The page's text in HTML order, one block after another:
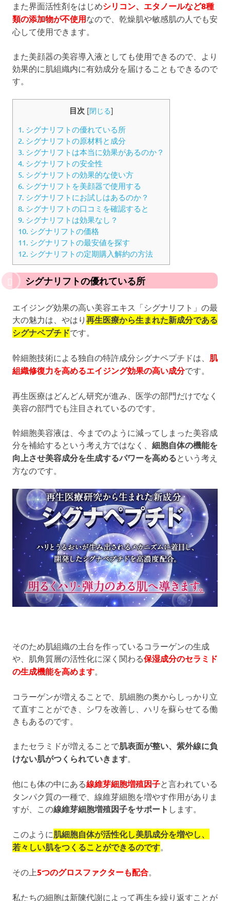
また界面活性剤をはじめシリコン、エタノールなど8種
類の添加物が不使用なので、乾燥肌や敏感肌の人でも安
心して使用できます。
また美顔器の美容導入液としても使用できるので、より
効果的に肌組織内に有効成分を届けることもできるので
す。
目次 [閉じる]
1. シグナリフトの優れている所
2. シグナリフトの原材料と成分
3. シグナリフトは本当に効果があるのか？
4. シグナリフトの安全性
5. シグナリフトの効果的な使い方
6. シグナリフトを美顔器で使用する
7. シグナリフトにお試しはあるのか？
8. シグナリフトの口コミを確認すると
9. シグナリフトは効果なし？
10. シグナリフトの価格
11. シグナリフトの最安値を探す
12. シグナリフトの定期購入解約の方法
シグナリフトの優れている所
エイジング効果の高い美容エキス「シグナリフト」の最
大の魅力は、やはり 再生医療から生まれた新成分である
シグナペプチドです。
幹細胞技術による独自の特許成分シグナペプチドは、 肌
組織修復力を高めるエイジング効果の高い成分です。
再生医療はどんどん研究が進み、医学の部門だけでなく
美容の部門でも注目されているのです。
幹細胞美容液は、今までのように減ってしまった美容成
分を補給するという考え方ではなく、 細胞自体の機能を
向上させ美容成分を生成するパワーを高めるという考え
方なのです。
そのため肌組織の土台を作っているコラーゲンの生成
や、肌角質層の活性化に深く関わる保湿成分のセラミド
の生成機能を高めます。
コラーゲンが増えることで、肌細胞の奥からしっかり立
て直すことができ、シワを改善し、ハリを蘇らせてる働
きもあるのです。
またセラミドが増えることで肌表面が整い、紫外線に負
けない肌がつくられていきます。
他にも体の中にある線維芽細胞増殖因子と言われている
タンパク質の一種で、線維芽細胞を増やす作用がありま
すが、この線維芽細胞増殖因子をサポート します。
このように肌細胞自体が活性化し美肌成分を増やし、
若々しい肌をつくることができるのです。
その上5つのグロスファクターも配合。
私たちの細胞は新陳代謝によって再生を繰り返すことが